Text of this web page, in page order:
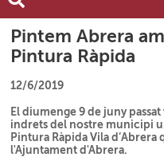
Pintem Abrera
Pintura Ràpida
12/6/2019
El diumenge 9 de juny
indrets del nostre municipi
Pintura Ràpida Vila
l'Ajuntament d'Abrera.